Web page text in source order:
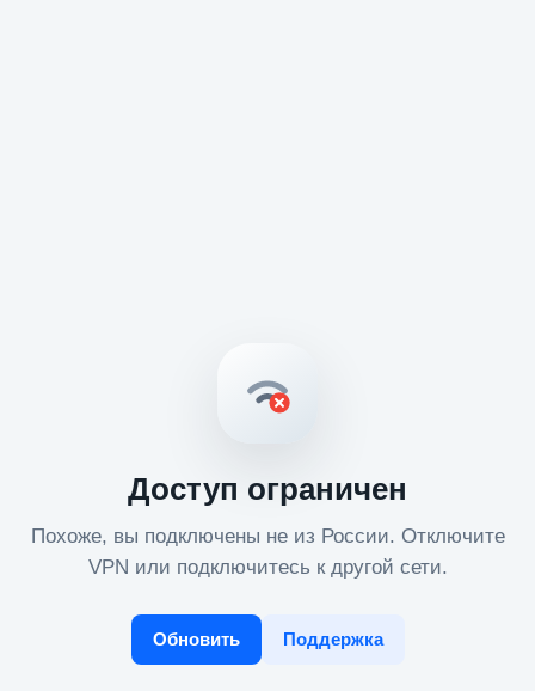
Доступ ограничен
Похоже, вы подключены не из России. Отключите
VPN или подключитесь к другой сети.
Обновить Поддержка